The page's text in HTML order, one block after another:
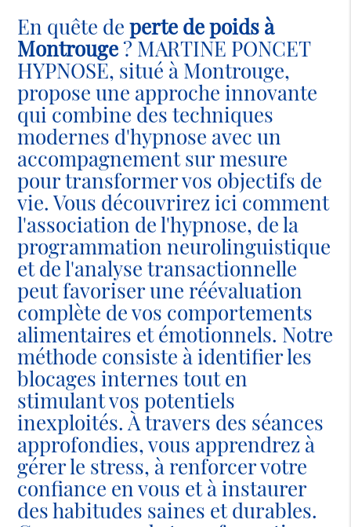
En quête deperte de poids à
Montrouge? MARTINE PONCET
HYPNOSE, situé à Montrouge,
propose une approche innovante
qui combine des techniques
modernes d'hypnose avec un
accompagnement sur mesure
pour transformer vos objectifs de
vie. Vous découvrirez ici comment
l'association de l'hypnose, de la
programmation neurolinguistique
et de l'analyse transactionnelle
peut favoriser une réévaluation
complète de vos comportements
alimentaires et émotionnels. Notre
méthode consiste à identifier les
blocages internes tout en
stimulant vos potentiels
inexploités. À travers des séances
approfondies, vous apprendrez à
gérer le stress, à renforcer votre
confiance en vous et à instaurer
des habitudes saines et durables.